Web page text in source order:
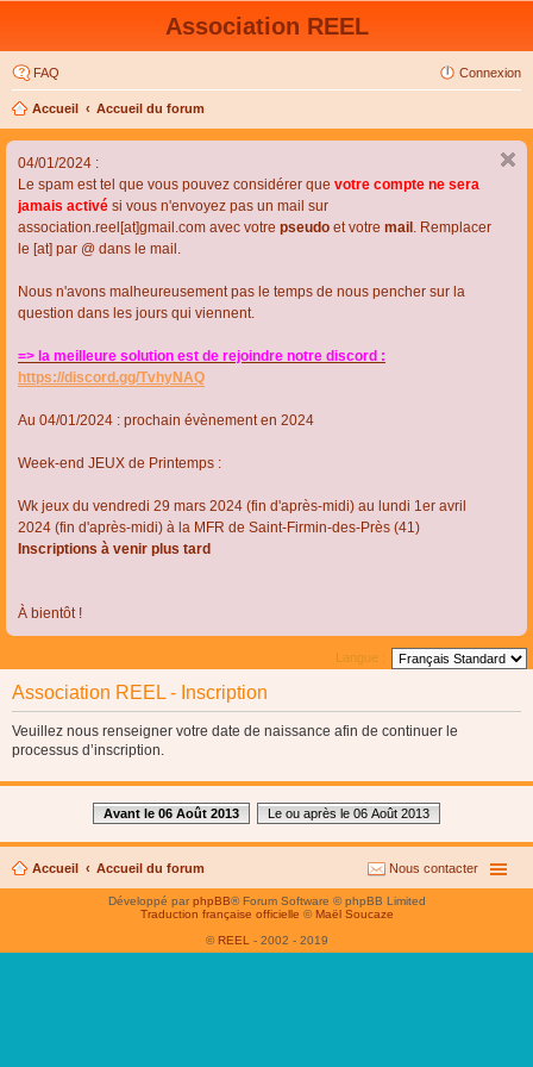
Association REEL
FAQ Connexion
Accueil Accueil du forum
04/01/2024 :
Le spam est tel que vous pouvez considérer que votre compte ne sera
jamais activé si vous n'envoyez pas un mail sur
association.reel[at]gmail.com avec votre pseudo et votre mail . Remplacer
le [at] par @ dans le mail.
Nous n'avons malheureusement pas le temps de nous pencher sur la
question dans les jours qui viennent.
=> la meilleure solution est de rejoindre notre discord :
https://discord.gg/TvhyNAQ
Au 04/01/2024 : prochain évènement en 2024
Week-end JEUX de Printemps :
Wk jeux du vendredi 29 mars 2024 (fin d'après-midi) au lundi 1er avril
2024 (fin d'après-midi) à la MFR de Saint-Firmin-des-Près (41)
Inscriptions à venir plus tard
À bientôt !
Langue :
Association REEL - Inscription
Veuillez nous renseigner votre date de naissance afin de continuer le
processus d’inscription.
Avant le 06 Août 2013 Le ou après le 06 Août 2013
Accueil Accueil du forum Nous contacter
Développé parphpBB® Forum Software © phpBB Limited
Traduction française officielle © Maël Soucaze
© REEL - 2002 - 2019